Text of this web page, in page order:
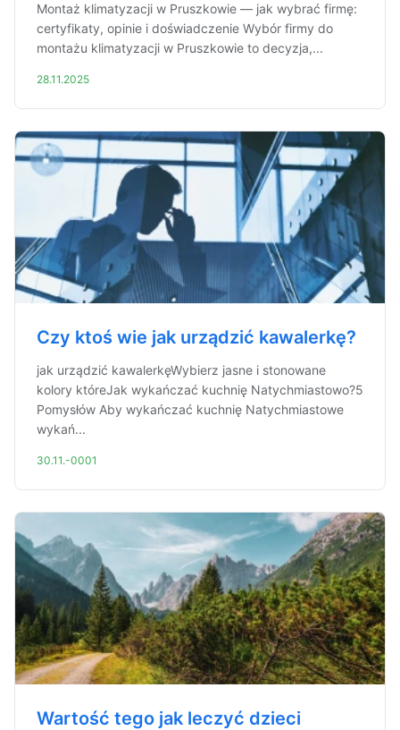
Montaż klimatyzacji w Pruszkowie — jak wybrać firmę:
certyfikaty, opinie i doświadczenie Wybór firmy do
montażu klimatyzacji w Pruszkowie to decyzja,...
28.11.2025
Czy ktoś wie jak urządzić kawalerkę?
jak urządzić kawalerkęWybierz jasne i stonowane
kolory któreJak wykańczać kuchnię Natychmiastowo?5
Pomysłów Aby wykańczać kuchnię Natychmiastowe
wykań...
30.11.-0001
Wartość tego jak leczyć dzieci